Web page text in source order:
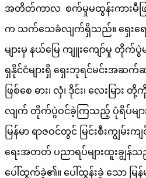
အတိတ်ကာလ စက်မှုမထွန်းကားမီဖြစ်
က သက်သေခံလျက်ရှိသည်။ ရှေးရော
များမှ နယ်မြေ ကျူးကျော်မှု တိုက်
ရှနိုင်ငံများရှိ ရှေးဘုရင်မင်းအ
ဖြစ်စေ ဓား၊ လှံ၊ ဒိုင်း၊ လေးမြား
လျက် တိုက်ပွဲဝင်ခဲ့ကြသည့် ပုံရိပ်မျ
မြန်မာ ရာဇဝင်တွင် မြင်းစီးကျွမ်းကျ
ရေးအတတ် ပညာရပ်များထူးချွန်သ
ပေါ်ထွက်ခဲ့၏။ ပေါ်ထွန်းခဲ့ သော မြန်